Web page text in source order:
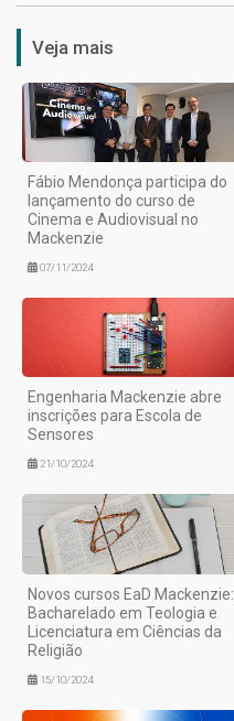
Veja mais
Fábio Mendonça participa do
lançamento do curso de
Cinema e Audiovisual no
Mackenzie
07/11/2024
Engenharia Mackenzie abre
inscrições para Escola de
Sensores
21/10/2024
Novos cursos EaD Mackenzie:
Bacharelado em Teologia e
Licenciatura em Ciências da
Religião
15/10/2024